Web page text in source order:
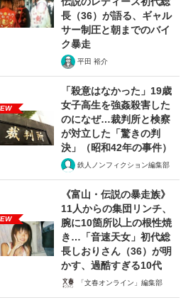
長（36）が語る、ギャル
サー制圧と朝までのバイ
ク暴走
平田 裕介
「殺意はなかった」19歳
女子高生を強姦殺害した
のになぜ…裁判所と検察
が対立した「驚きの判
決」（昭和42年の事件）
鉄人ノンフィクション編集部
《富山・伝説の暴走族》
11人からの集団リンチ、
腕に10箇所以上の根性焼
き…「音速天女」初代総
長しおりさん（36）が明
かす、過酷すぎる10代
「文春オンライン」編集部